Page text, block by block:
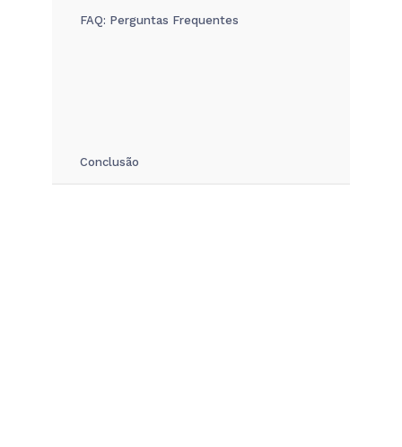
FAQ: Perguntas Frequentes
Conclusão